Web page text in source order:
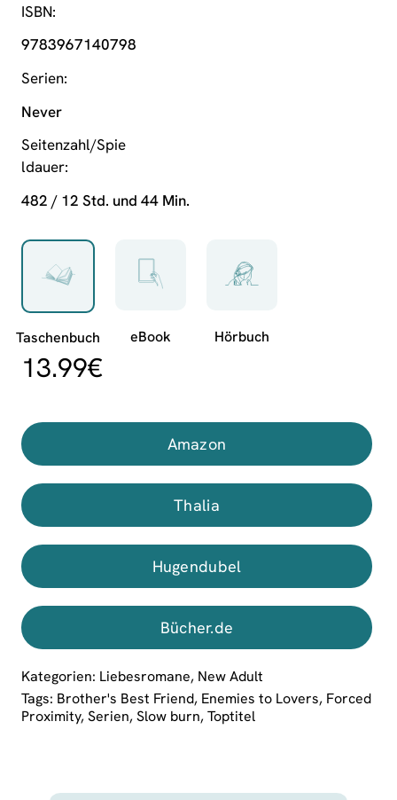
ISBN
9783967140798
Serien
Never
Seitenzahl/Spie
ldauer
482 / 12 Std. und 44 Min.
13.99€
Amazon
Thalia
Hugendubel
Bücher.de
Kategorien: Liebesromane, New Adult
Tags: Brother's Best Friend, Enemies to Lovers, Forced
Proximity, Serien, Slow burn, Toptitel